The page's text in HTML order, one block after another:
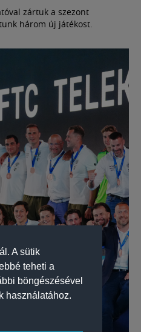
A sütik
teheti a
böngészésével
használatához.
zártuk a szezont
három új játékost.